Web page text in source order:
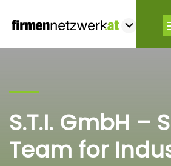
S.T.I. GmbH –
Team for